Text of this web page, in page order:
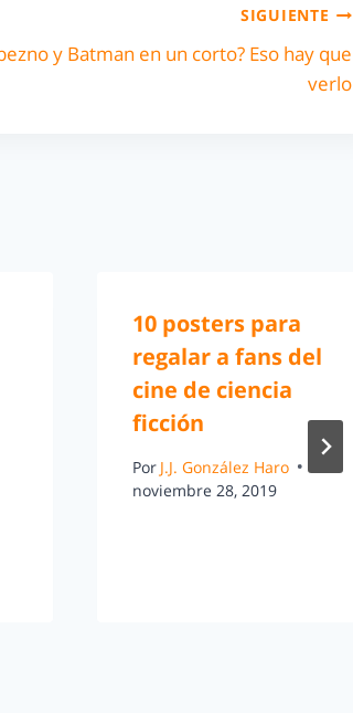
SIGUIENTE
y Batman en un corto? Eso hay que
verlo
10 posters para
regalar a fans del
cine de ciencia
ficción
Por J.J. González Haro
noviembre 28, 2019